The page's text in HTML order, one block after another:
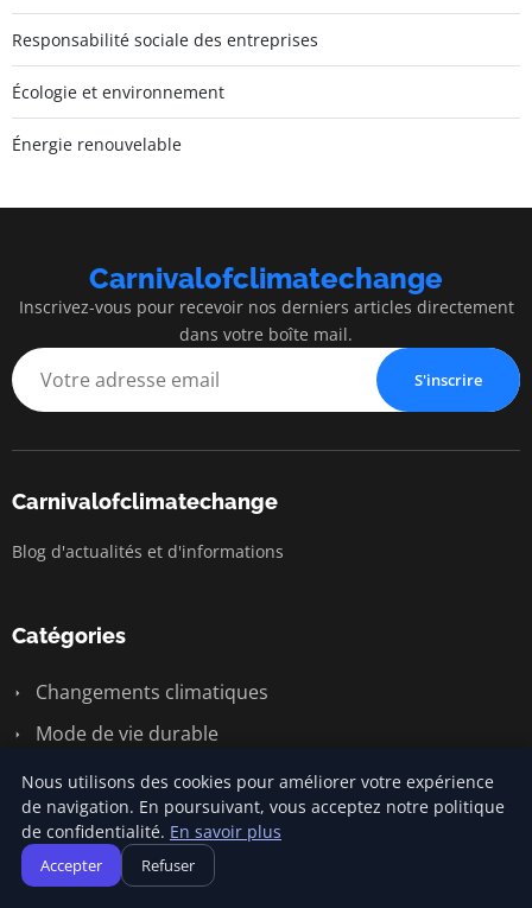
Responsabilité sociale des entreprises
Écologie et environnement
Énergie renouvelable
Carnivalofclimatechange
Inscrivez-vous pour recevoir nos derniers articles directement
dans votre boîte mail.
S'inscrire
Carnivalofclimatechange
Blog d'actualités et d'informations
Catégories
Changements climatiques
Mode de vie durable
Mode de vie durable
Responsabilité sociale des entreprises
Écologie et environnement
Nous utilisons des cookies pour améliorer votre expérience
de navigation. En poursuivant, vous acceptez notre politique
de confidentialité. En savoir plus
Accepter Refuser